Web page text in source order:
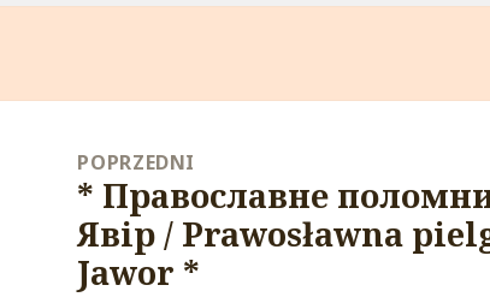
POPRZEDNI
Poprzedni
wpis:
* Православне
Явір / Prawosławna
Jawor *